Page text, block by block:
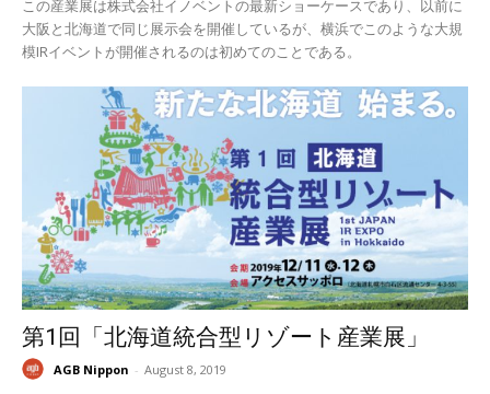
この産業展は株式会社イノベントの最新ショーケースであり、以前に
大阪と北海道で同じ展示会を開催しているが、横浜でこのような大規
模IRイベントが開催されるのは初めてのことである。
第1回「北海道統合型リゾート産業展」
AGB Nippon - August 8, 2019